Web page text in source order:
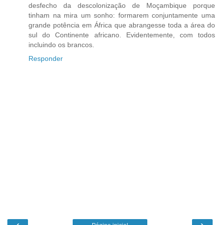
desfecho da descolonização de Moçambique porque
tinham na mira um sonho: formarem conjuntamente uma
grande potência em África que abrangesse toda a área do
sul do Continente africano. Evidentemente, com todos
incluindo os brancos.
Responder